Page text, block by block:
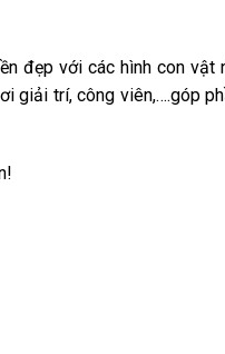
đẹp với các hình con vật
giải trí, công viên,….góp